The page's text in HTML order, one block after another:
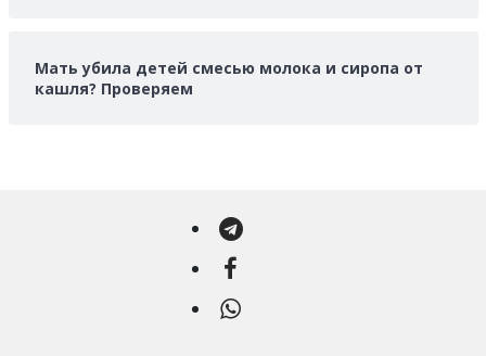
Мать убила детей смесью молока и сиропа от
кашля? Проверяем
Telegram
Facebook
WhatsApp